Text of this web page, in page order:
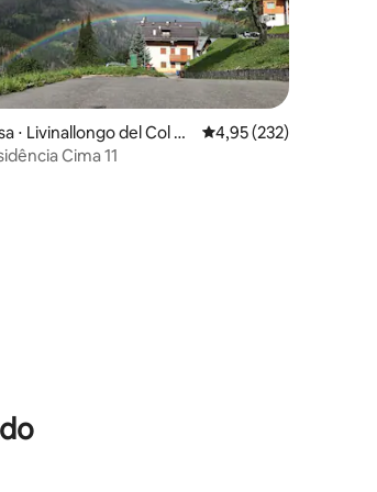
média de 5, 160 avaliações
⋅ Livinallongo del Col di
4,95 de uma avaliação
4,95 (232)
Cima 11